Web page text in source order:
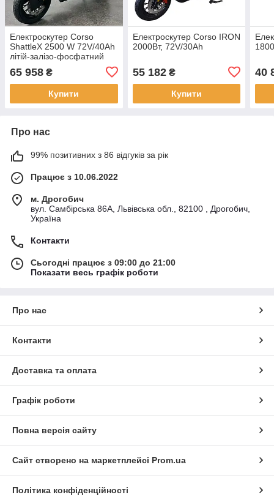
Електроскутер Corso
ShattleX 2500 W 72V/40Ah
літій-залізо-фосфатний
65 958 ₴
Купити
Електроскутер Corso IRON
2000Вт, 72V/30Ah
55 182₴
Купити
40
Про нас
99% позитивних з 86 відгуків за рік
Працює з 10.06.2022
м. Дрогобич
вул. Самбірська 86А, Львівська обл., 82100 , Дрогобич,
Україна
Контакти
Сьогодні працює з 09:00 до 21:00
Показати весь графік роботи
Про нас
Контакти
Доставка та оплата
Графік роботи
Повна версія сайту
Сайт створено на маркетплейсі Prom.ua
Політика конфіденційності